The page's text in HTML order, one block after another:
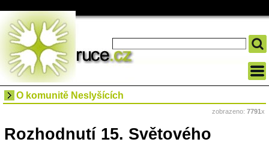
O komunitě Neslyšících
zobrazeno: 7791x
Rozhodnutí 15. Světového